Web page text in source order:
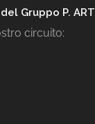
Gruppo P. ART
circuito: